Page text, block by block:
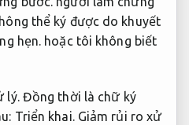
thể ký được do khuyết
hẹn. hoặc tôi không biết
lý.Đồng thời là chữ ký
Triển khai. Giảm rủi ro xử